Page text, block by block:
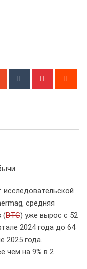
средняя
(BTC) уже вырос с 52
2024 года до 64
2025 года.
чем на 9% в 2